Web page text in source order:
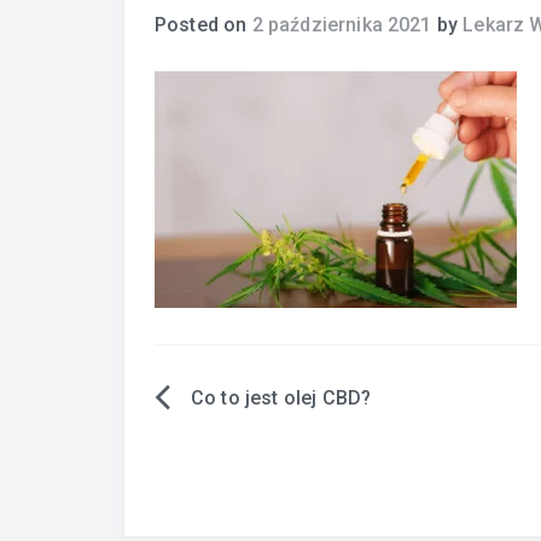
Posted on 2 października 2021 by Lekarz
Nawigacja
Co to jest olej CBD?